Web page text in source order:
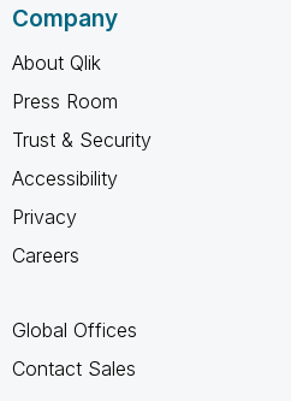
Company
About Qlik
Press Room
Trust & Security
Accessibility
Privacy
Careers
Global Offices
Contact Sales